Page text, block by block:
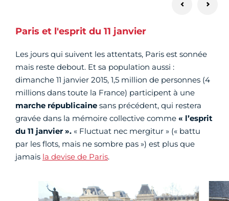
Paris et l'esprit du 11 janvier
Les jours qui suivent les attentats, Paris est sonnée
mais reste debout. Et sa population aussi :
dimanche 11 janvier 2015, 1,5 million de personnes (4
millions dans toute la France) participent à une
marche républicaine sans précédent, qui restera
gravée dans la mémoire collective comme « l’esprit
du 11 janvier ». « Fluctuat nec mergitur » (« battu
par les flots, mais ne sombre pas ») est plus que
jamais la devise de Paris.